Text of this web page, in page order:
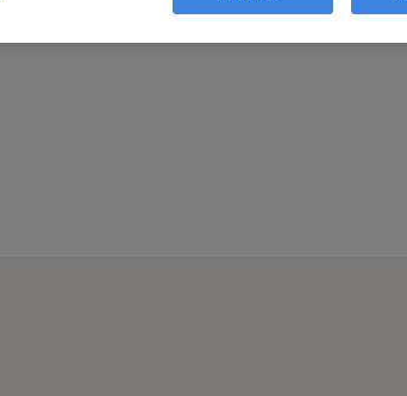
Chiedi di attivare le prenotazioni